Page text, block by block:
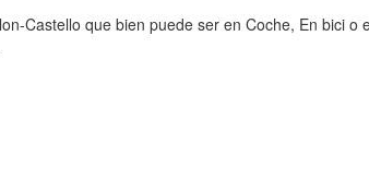
Castello que bien puede ser en Coche, En bici o